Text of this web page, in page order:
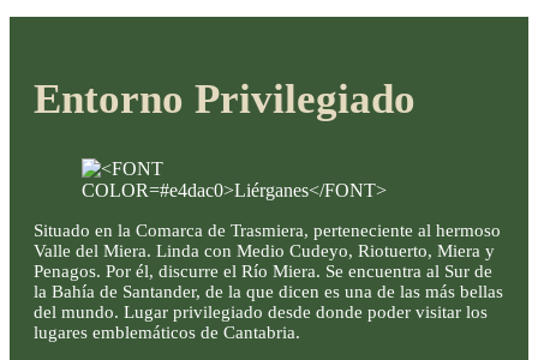
Entorno Privilegiado
Situado en la Comarca de Trasmiera, perteneciente al hermoso
Valle del Miera. Linda con Medio Cudeyo, Riotuerto, Miera y
Penagos. Por él, discurre el Río Miera. Se encuentra al Sur de
la Bahía de Santander, de la que dicen es una de las más bellas
del mundo. Lugar privilegiado desde donde poder visitar los
lugares emblemáticos de Cantabria.